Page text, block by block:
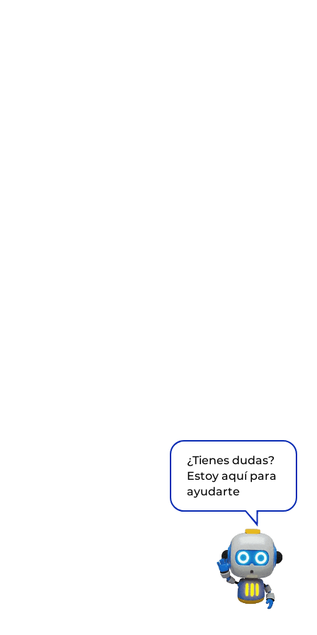
¿Tienes dudas?
Estoy aquí para
ayudarte